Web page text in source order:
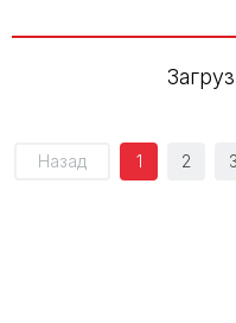
Назад 1 2 3